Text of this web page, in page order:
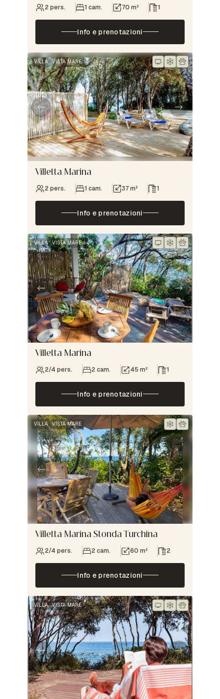
2 pers. 1 cam. 70 m² 1
Info e prenotazioni
VILLA VISTA MARE
Villetta Marina
2 pers. 1 cam. 37 m² 1
Info e prenotazioni
VILLA VISTA MARE
Villetta Marina
2/4 pers. 2 cam. 45 m² 1
Info e prenotazioni
VILLA VISTA MARE
Villetta Marina Stonda Turchina
2/4 pers. 2 cam. 60 m² 2
Info e prenotazioni
VILLA VISTA MARE